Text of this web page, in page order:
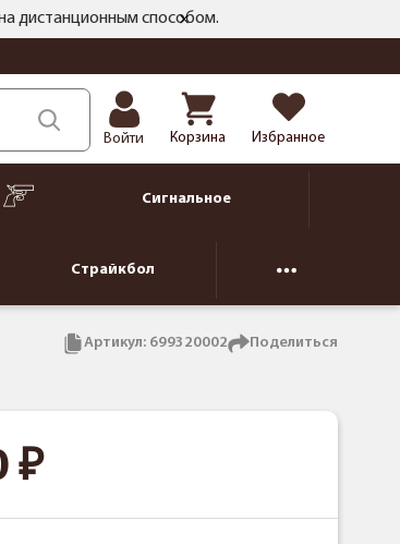
дистанционным способом.
Войти Корзина Избранное
Сигнальное
Страйкбол
Артикул: 699320002 Поделиться